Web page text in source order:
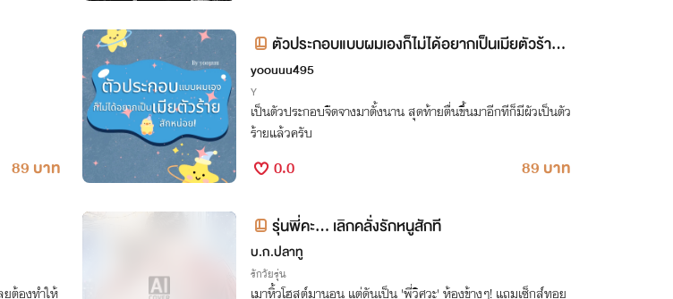
89 บาท
ตัวประกอบแบบผมเองก็ไม่ได้อยากเป็นเมียตัวร้ายสั
กหน่อย!
yoouuu495
Y
เป็นตัวประกอบจืดจางมาตั้งนาน สุดท้ายตื่นขึ้นมาอีกทีก็มีผัวเป็นตัว
ร้ายแล้วครับ
0.0 89 บาท
ต้องทำให้
รุ่นพี่คะ... เลิกคลั่งรักหนูสักที
บ.ก.ปลาทู
รักวัยรุ่น
เมาหิ้วโฮสต์มานอน แต่ดันเป็น 'พี่วิศวะ' ห้องข้างๆ! แถมเซ็กส์ทอย